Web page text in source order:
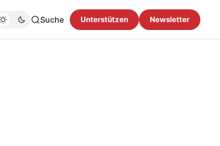
Suche Unterstützen Newsletter